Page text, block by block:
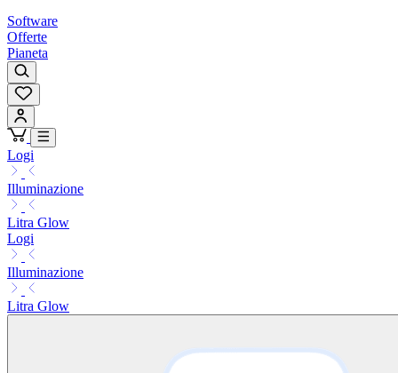
Software
Offerte
Pianeta
Logi
Illuminazione
Litra Glow
Logi
Illuminazione
Litra Glow